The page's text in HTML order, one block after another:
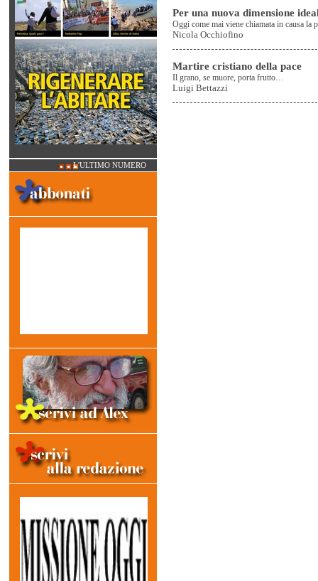
Per una nuova dimensione
Oggi come mai viene chiamata in causa la
Nicola Occhiofino
Martire cristiano della pace
Il grano, se muore, porta frutto…
Luigi Bettazzi
L'ULTIMO NUMERO